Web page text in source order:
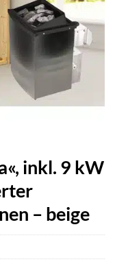
inkl. 9 kW
– beige